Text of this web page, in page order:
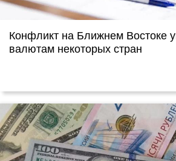
Конфликт на Ближнем Востоке
валютам некоторых стран